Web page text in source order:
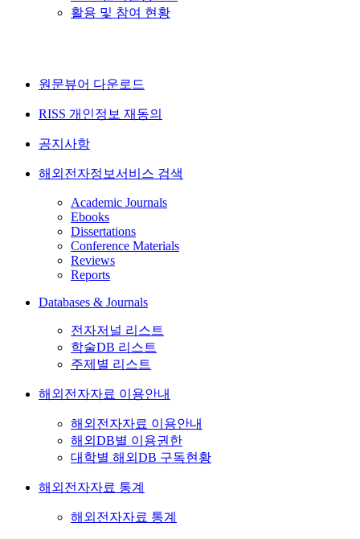
활용 및 참여 현황
원문뷰어 다운로드
RISS 개인정보 재동의
공지사항
해외전자정보서비스 검색
Academic Journals
Ebooks
Dissertations
Conference Materials
Reviews
Reports
Databases & Journals
전자저널 리스트
학술DB 리스트
주제별 리스트
해외전자자료 이용안내
해외전자자료 이용안내
해외DB별 이용권한
대학별 해외DB 구독현황
해외전자자료 통계
해외전자자료 통계